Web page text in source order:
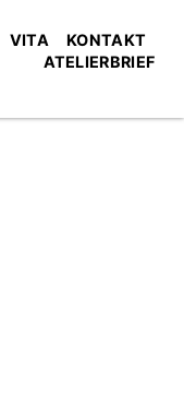
VITA
KONTAKT
ATELIERBRIEF